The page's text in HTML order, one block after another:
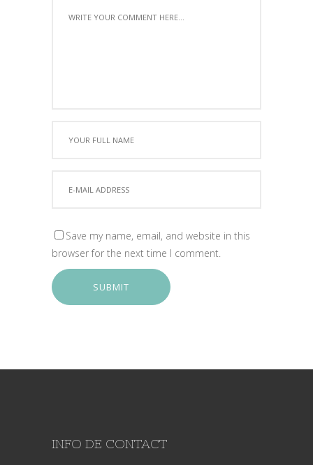
Save my name, email, and website in this
browser for the next time I comment.
SUBMIT
INFO DE CONTACT